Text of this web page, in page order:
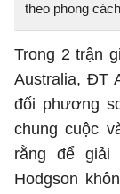
theo phong
Trong 2 trận
Australia, ĐT
đối phương
chung cuộc
rằng để giải
Hodgson